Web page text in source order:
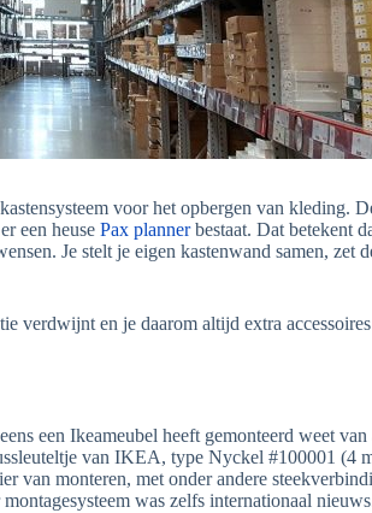
voor het opbergen van kleding.
een heuse Pax plannerbestaat. Dat betekent
Je stelt je eigen kastenwand samen,
verdwijnt en je daarom altijd extra
een Ikeameubel heeft gemonteerd weet
van IKEA, type Nyckel #100001
van monteren, met onder andere
was zelfs internationaal